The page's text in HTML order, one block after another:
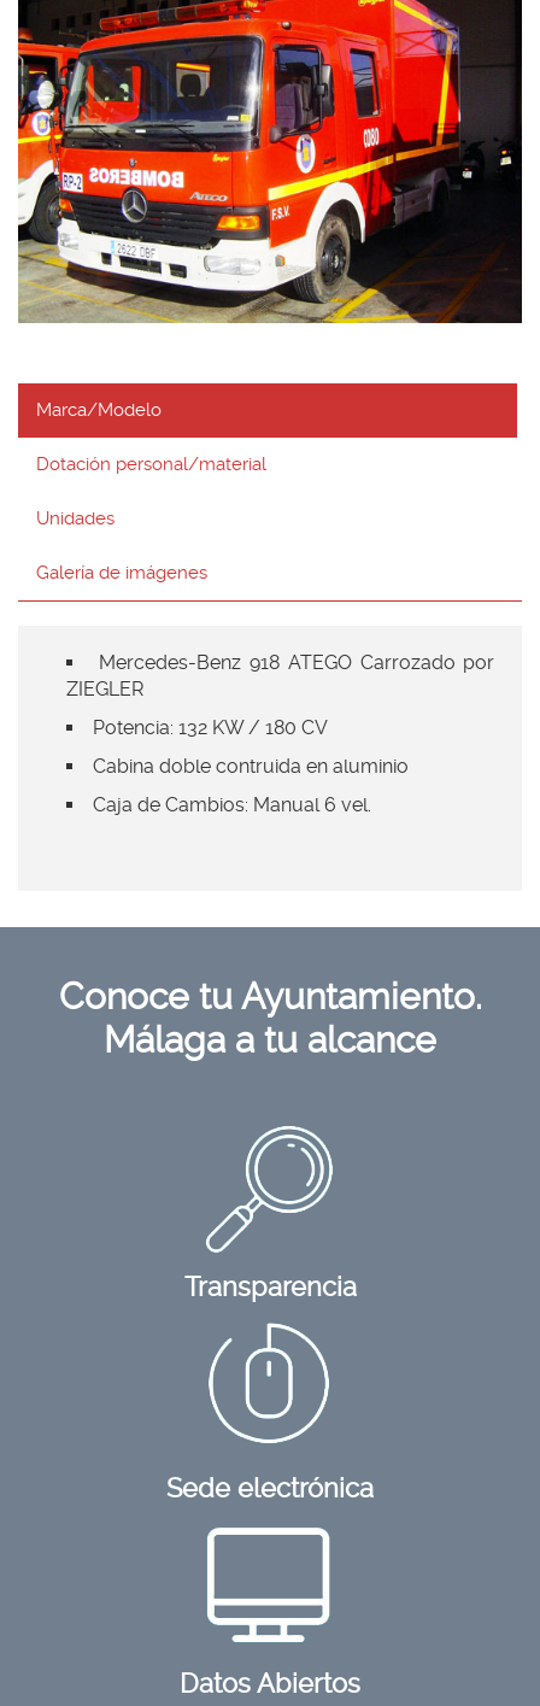
Marca/Modelo
Dotación personal/material
Unidades
Galería de imágenes
Mercedes-Benz 918 ATEGO Carrozado por
ZIEGLER
Potencia: 132 KW / 180 CV
Cabina doble contruida en aluminio
Caja de Cambios: Manual 6 vel.
Conoce tu Ayuntamiento.
Málaga a tu alcance
Transparencia
Sede electrónica
Datos Abiertos